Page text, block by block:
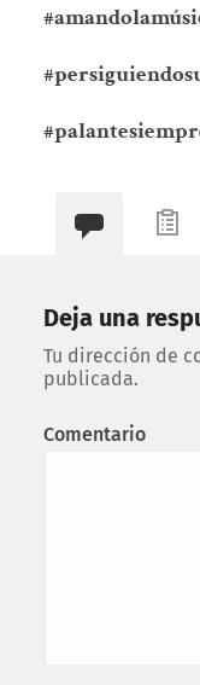
Deja una
Tu dirección de
publicada.
Comentario